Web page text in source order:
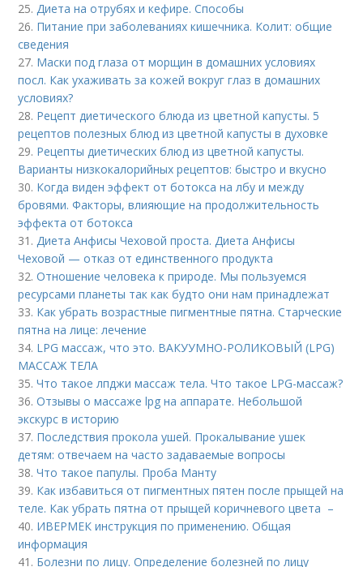
25.Диета на отрубях и кефире. Способы
26. Питание при заболеваниях кишечника. Колит: общие
сведения
27. Маски под глаза от морщин в домашних условиях
посл. Как ухаживать за кожей вокруг глаз в домашних
условиях?
28. Рецепт диетического блюда из цветной капусты. 5
рецептов полезных блюд из цветной капусты в духовке
29. Рецепты диетических блюд из цветной капусты.
Варианты низкокалорийных рецептов: быстро и вкусно
30. Когда виден эффект от ботокса на лбу и между
бровями. Факторы, влияющие на продолжительность
эффекта от ботокса
31.Диета Анфисы Чеховой проста. Диета Анфисы
Чеховой — отказ от единственного продукта
32.Отношение человека к природе. Мы пользуемся
ресурсами планеты так как будто они нам принадлежат
33. Как убрать возрастные пигментные пятна. Старческие
пятна на лице: лечение
34. LPG массаж, что это. ВАКУУМНО-РОЛИКОВЫЙ (LPG)
МАССАЖ ТЕЛА
35.Что такое лпджи массаж тела. Что такое LPG-массаж?
36.Отзывы о массаже lpg на аппарате. Небольшой
экскурс в историю
37. Последствия прокола ушей. Прокалывание ушек
детям: отвечаем на часто задаваемые вопросы
38.Что такое папулы. Проба Манту
39. Как избавиться от пигментных пятен после прыщей на
теле. Как убрать пятна от прыщей коричневого цвета –
40. ИВЕРМЕК инструкция по применению. Общая
информация
41. Болезни по лицу. Определение болезней по лицу